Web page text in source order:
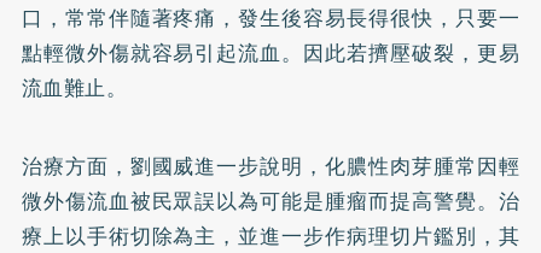
口，常常伴隨著疼痛，發生後容易長得很快，只要一
點輕微外傷就容易引起流血。因此若擠壓破裂，更易
流血難止。
治療方面，劉國威進一步說明，化膿性肉芽腫常因輕
微外傷流血被民眾誤以為可能是腫瘤而提高警覺。治
療上以手術切除為主，並進一步作病理切片鑑別，其